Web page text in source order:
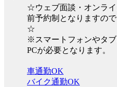
☆ウェブ面談・オンラ
前予約制となりますの
☆
※スマートフォンやタ
PCが必要となります。
車通勤OK
バイク通勤OK